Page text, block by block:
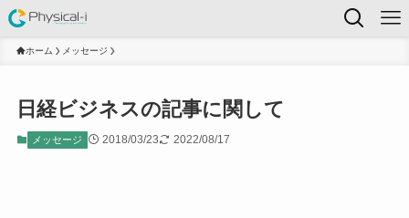
ホーム メッセージ
日経ビジネスの記事に関して
メッセージ 2018/03/23 2022/08/17